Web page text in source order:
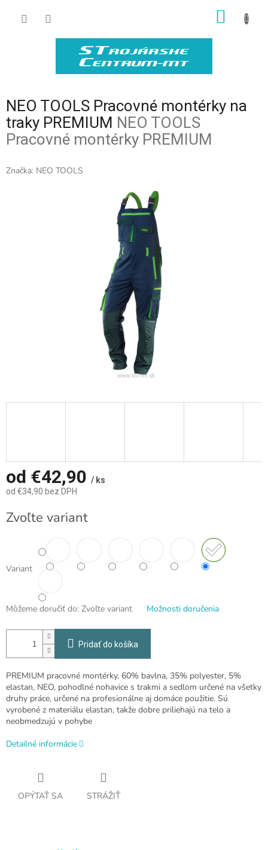
NEO TOOLS Pracovné montérky na
traky PREMIUM NEO TOOLS
Pracovné montérky PREMIUM
Značka: NEO TOOLS
od €42,90 / ks
od €34,90 bez DPH
cena:
Zvoľte variant
Variant
Môžeme doručiť do: Zvoľte variant Možnosti doručenia
Pridať do košíka
PREMIUM pracovné montérky, 60% bavlna, 35% polyester, 5%
elastan, NEO, pohodlné nohavice s trakmi a sedlom určené na všetky
druhy práce, určené na profesionálne aj domáce použitie. Sú
vyrobené z materiálu elastan, takže dobre priliehajú na telo a
neobmedzujú v pohybe
Detailné informácie
OPÝTAŤ SA STRÁŽIŤ